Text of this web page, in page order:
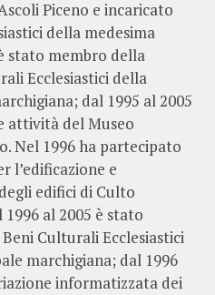
Piceno e incaricato
della medesima
stato membro della
Ecclesiastici della
dal 1995 al 2005
attività del Museo
Nel 1996 ha partecipato
l’edificazione e
edifici di Culto
al 2005 è stato
Culturali Ecclesiastici
marchigiana; dal 1996
informatizzata dei